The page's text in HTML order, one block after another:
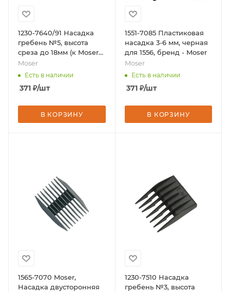
1230-7640/91 Насадка
гребень №5, высота
среза до 18мм (к Moser
Primat), бренд - Moser
Moser
Есть в наличии
371 ₽/шт
В КОРЗИНУ
1551-7085 Пластиковая
насадка 3-6 мм, черная
для 1556, бренд - Moser
Moser
Есть в наличии
371₽/шт
В КОРЗИНУ
1565-7070 Moser,
Насадка двусторонняя
1230-7510 Насадка
гребень №3, высота